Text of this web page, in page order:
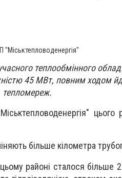
"Міськтепловоденергія"
теплообмінного
45 МВт, повним ходом
тепломереж.
цього
більше кілометра
районі сталося більше